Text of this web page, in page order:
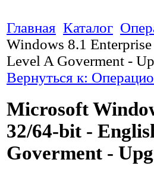
Главная Каталог
Windows 8.1
Level A Goverment -
Вернуться к:
Microsoft
32/64-bit -
Goverment -